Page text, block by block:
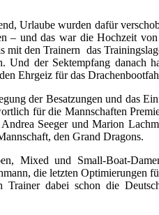
Urlaube wurden dafür
– und das war die Hochzeit
mit den Trainern das
der Sektempfang danach
Ehrgeiz für das
der Besatzungen und das
für die Mannschaften
Seeger und Marion
den Grand Dragons.
Mixed und Small-Boat-
die letzten Optimierungen
dabei schon die